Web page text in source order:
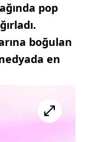
pop
boğulan
en